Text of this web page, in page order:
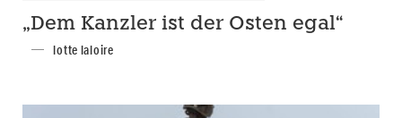
„Dem Kanzler ist der Osten egal“
lotte laloire